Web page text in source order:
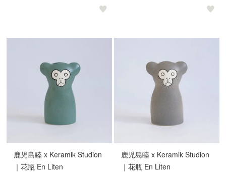
鹿児島睦 x Keramik Studion
｜花瓶 En Liten
鹿児島睦 x Keramik Studion
｜花瓶 En Liten